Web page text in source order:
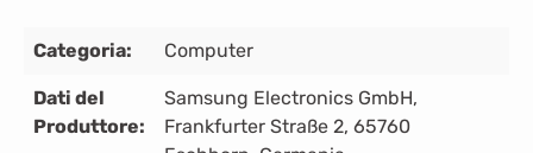
Categoria: Computer
Dati del
Produttore:
Samsung Electronics GmbH,
Frankfurter Straße 2, 65760